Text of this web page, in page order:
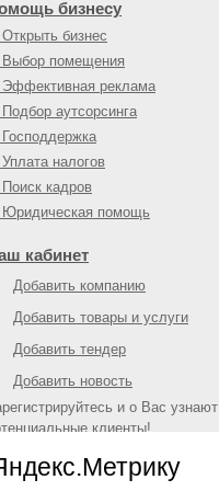
бизнесу
бизнес
помещения
реклама
аутсорсинга
налогов
кадров
помощь
кабинет
Добавить компанию
Добавить товары и услуги
Добавить тендер
Добавить новость
и о Вас узнают
клиенты!